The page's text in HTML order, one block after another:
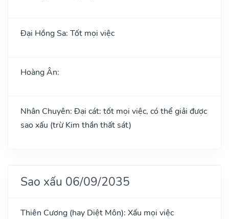
Đại Hồng Sa: Tốt mọi việc
Hoàng Ân:
Nhân Chuyên: Đại cát: tốt mọi việc, có thể giải được
sao xấu (trừ Kim thần thất sát)
Sao xấu 06/09/2035
Thiên Cương (hay Diệt Môn): Xấu mọi việc